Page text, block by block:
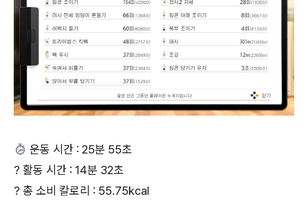
운동 시간 : 25분 55초
? 활동 시간 : 14분 32초
? 총 소비 칼로리 : 55.75kcal